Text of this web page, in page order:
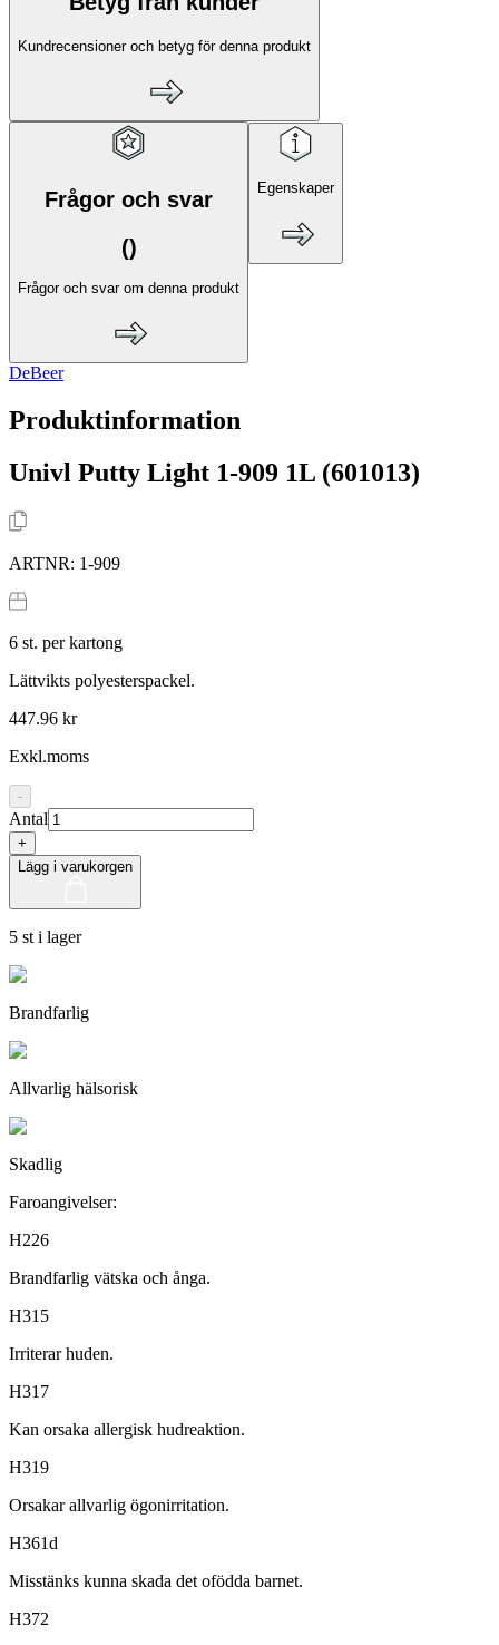
Kundrecensioner och betyg för denna produkt
Frågor och svar
()
Frågor och svar om denna produkt
Egenskaper
DeBeer
Produktinformation
Univl Putty Light 1-909 1L (601013)
ARTNR: 1-909
6 st. per kartong
Lättvikts polyesterspackel.
447.96 kr
Exkl.moms
-
Antal
+
Lägg i varukorgen
5 st i lager
Brandfarlig
Allvarlig hälsorisk
Skadlig
Faroangivelser:
H226
Brandfarlig vätska och ånga.
H315
Irriterar huden.
H317
Kan orsaka allergisk hudreaktion.
H319
Orsakar allvarlig ögonirritation.
H361d
Misstänks kunna skada det ofödda barnet.
H372